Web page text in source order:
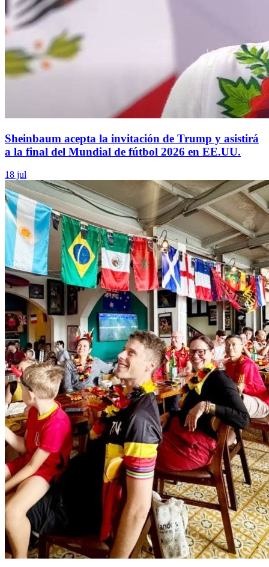
Sheinbaum acepta la invitación de Trump y asistirá
a la final del Mundial de fútbol 2026 en EE.UU.
18 jul